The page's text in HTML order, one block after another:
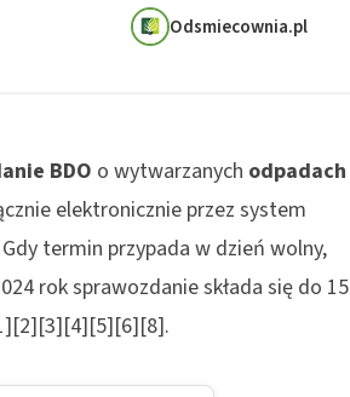
Odsmiecownia.pl
BDO o wytwarzanych odpadach
elektronicznie przez system
termin przypada w dzień wolny,
rok sprawozdanie składa się do 15